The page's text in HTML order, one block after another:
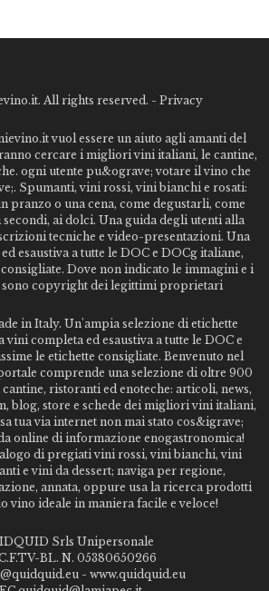
All rights reserved. - Privacy
vuol essere un aiuto agli amanti del
cercare i migliori vini italiani, le cantine,
ogni utente pu&ograve; votare il vino che
Spumanti, vini rossi, vini bianchi e rosati:
pranzo o una cena, come degustarli, come
ai dolci. Una guida degli utenti alla
tecniche e video-presentazioni. Una
esaustiva a tutte le DOC e DOCg italiane,
Dove non indicato le immagini e i
copyright dei legittimi proprietari
in Italy. Un'ampia selezione di etichette
completa ed esaustiva a tutte le DOC e
le etichette consigliate. Benvenuto nel
comprende una selezione di oltre 900
ristoranti ed enoteche: articoli, news,
blog, store e schede dei migliori vini italiani,
tua via internet non mai stato cos&igrave;
online di informazione enogastronomica!
di pregiati vini rossi, vini bianchi, vini
e vini da dessert; naviga per regione,
annata, oppure usa la ricerca prodotti
vino ideale in maniera facile e veloce!
Srls Unipersonale
BL. N. 05380650266
- www.quidquid.eu